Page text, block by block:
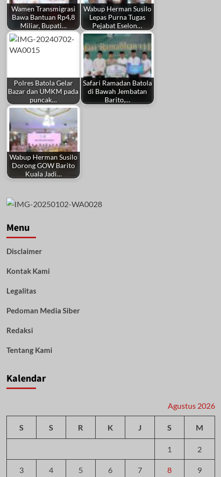
Wamen Transmigrasi
Bawa Bantuan Rp4,8
Miliar, Bupati…
Wabup Herman Susilo
Lepas Purna Tugas
Pejabat Eselon…
Polres Batola Gelar
Bazar dan UMKM pada
puncak…
Safari Ramadan Batola
di Bawah Jembatan
Barito,…
Wabup Herman Susilo
Dorong GOW Barito
Kuala Jadi…
Menu
Disclaimer
Kontak Kami
Legalitas
Pedoman Media Siber
Redaksi
Tentang Kami
Kalendar
Agustus 2026
S S R K J S M
1 2
3 4 5 6 7 8 9